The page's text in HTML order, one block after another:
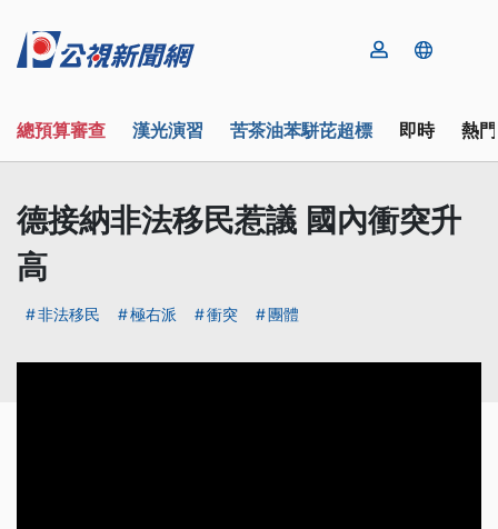
總預算審查 漢光演習 苦茶油苯駢芘超標 即時 熱
德接納非法移民惹議 國內衝突升
高
非法移民 極右派 衝突 團體